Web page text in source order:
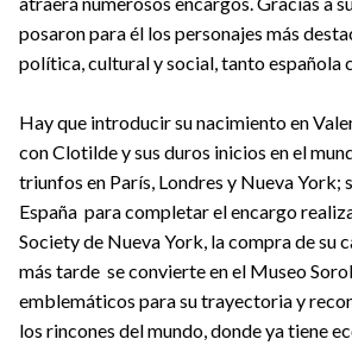
posaron para él los personajes más
política, cultural y social, tanto española
Hay que introducir su nacimiento en
con Clotilde y sus duros inicios en el
triunfos en París, Londres y Nueva York;
España para completar el encargo
Society de Nueva York, la compra de su
más tarde se convierte en el Museo
emblemáticos para su trayectoria y
los rincones del mundo, donde ya tiene